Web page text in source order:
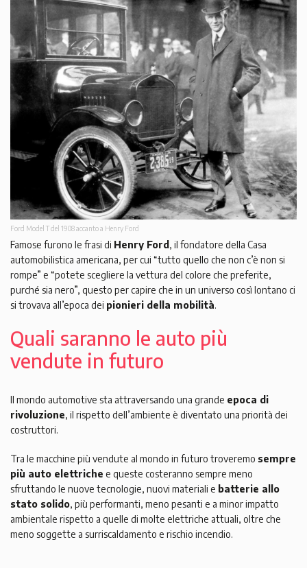
Ford Model T del 1908 accanto a Henry Ford
Famose furono le frasi di Henry Ford , il fondatore della Casa
automobilistica americana, per cui “tutto quello che non c’è non si
rompe” e “potete scegliere la vettura del colore che preferite,
purché sia nero”, questo per capire che in un universo così lontano ci
si trovava all’epoca dei pionieri della mobilità.
Quali saranno le auto più
vendute in futuro
Il mondo automotive sta attraversando una grande epoca di
rivoluzione, il rispetto dell’ambiente è diventato una priorità dei
costruttori.
Tra le macchine più vendute al mondo in futuro troveremo sempre
più auto elettriche e queste costeranno sempre meno
sfruttando le nuove tecnologie, nuovi materiali e batterie allo
stato solido, più performanti, meno pesanti e a minor impatto
ambientale rispetto a quelle di molte elettriche attuali, oltre che
meno soggette a surriscaldamento e rischio incendio.